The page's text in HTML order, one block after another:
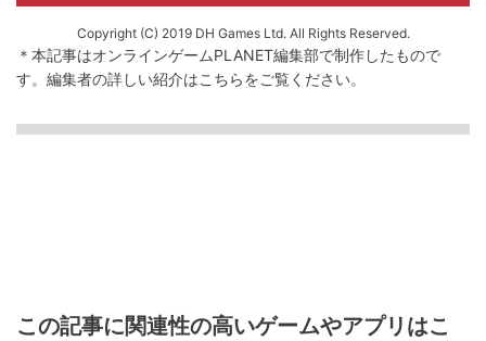
Copyright (C) 2019 DH Games Ltd. All Rights Reserved.
＊本記事はオンラインゲームPLANET編集部で制作したもので
す。 編集者の詳しい紹介はこちらをご覧ください。
この記事に関連性の高いゲームやアプリはこ